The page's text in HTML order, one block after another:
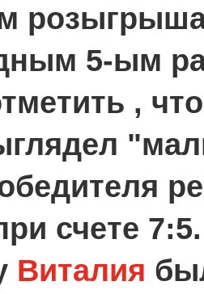
5-ым
,
счете
Виталия